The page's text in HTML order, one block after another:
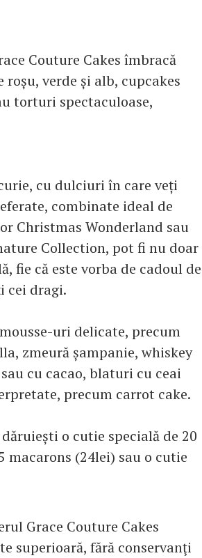
Couture Cakes îmbracă
verde și alb, cupcakes
torturi spectaculoase,
cu dulciuri în care veți
combinate ideal de
Christmas Wonderland sau
Collection, pot fi nu doar
fie că este vorba de cadoul de
cei dragi.
uri delicate, precum
zmeură șampanie, whiskey
cu cacao, blaturi cu ceai
precum carrot cake.
o cutie specială de 20
macarons (24lei) sau o cutie
Grace Couture Cakes
superioară, fără conservanţi